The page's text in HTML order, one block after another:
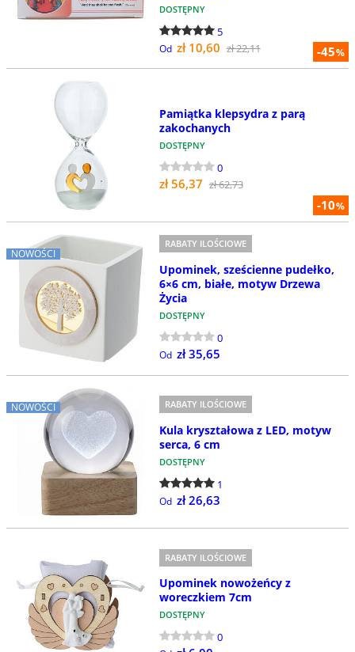
-45%
DOSTĘPNY
5
Od zł 10,60 zł 22,11
-10%
Pamiątka klepsydra z parą
zakochanych
DOSTĘPNY
0
zł 56,37 zł 62,73
NOWOŚCI
RABATY ILOŚCIOWE
Upominek, sześcienne pudełko,
6×6 cm, białe, motyw Drzewa
Życia
DOSTĘPNY
0
Od zł 35,65
NOWOŚCI RABATY ILOŚCIOWE
Kula kryształowa z LED, motyw
serca, 6 cm
DOSTĘPNY
1
Od zł 26,63
RABATY ILOŚCIOWE
Upominek nowożeńcy z
woreczkiem 7cm
DOSTĘPNY
0